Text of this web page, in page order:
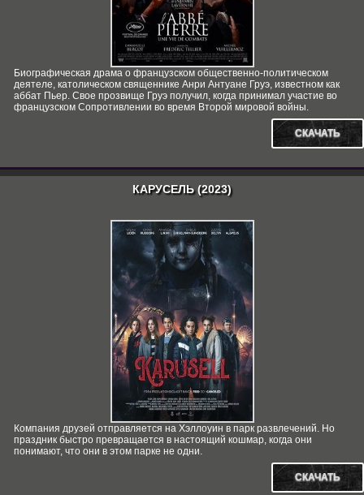
Биографическая драма о французском общественно-политическом
деятеле, католическом священнике Анри Антуане Груэ, известном как
аббат Пьер. Свое прозвище Груэ получил, когда принимал участие во
французском Сопротивлении во время Второй мировой войны.
СКАЧАТЬ
КАРУСЕЛЬ (2023)
Компания друзей отправляется на Хэллоуин в парк развлечений. Но
праздник быстро превращается в настоящий кошмар, когда они
понимают, что они в этом парке не одни.
СКАЧАТЬ